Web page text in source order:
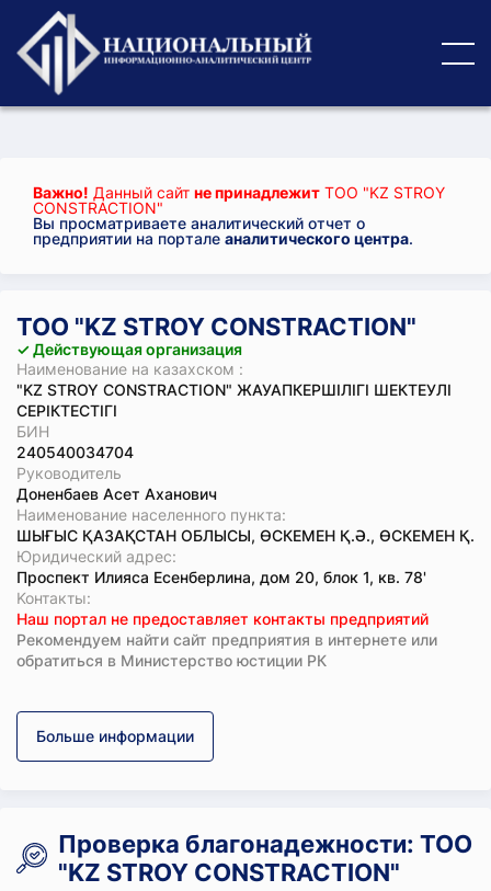
Важно! Данный сайт не принадлежит ТОО "KZ STROY
CONSTRACTION"
Вы просматриваете аналитический отчет о
предприятии на портале аналитического центра.
ТОО "KZ STROY CONSTRACTION"
✓ Действующая организация
Наименование на казахском :
"KZ STROY CONSTRACTION" ЖАУАПКЕРШІЛІГІ ШЕКТЕУЛІ
СЕРІКТЕСТІГІ
БИН
240540034704
Руководитель
Доненбаев Асет Аханович
Наименование населенного пункта:
ШЫҒЫС ҚАЗАҚСТАН ОБЛЫСЫ, ӨСКЕМЕН Қ.Ә., ӨСКЕМЕН Қ.
Юридический адрес:
Проспект Илияса Есенберлина, дом 20, блок 1, кв. 78'
Koнтaкты:
Наш портал не предоставляет контакты предприятий
Рекомендуем найти сайт предприятия в интернете или
обратиться в Министерство юстиции РК
Больше информации
Проверка благонадежности: ТОО
"KZ STROY CONSTRACTION"